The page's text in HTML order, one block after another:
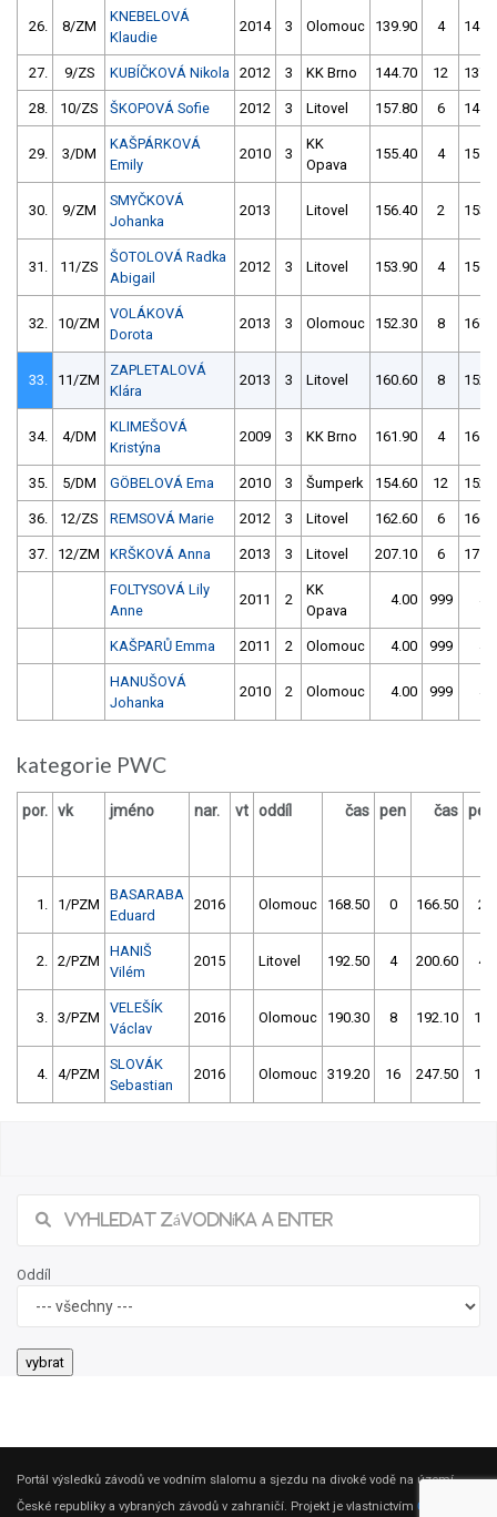
26. 8/ZM
KNEBELOVÁ
Klaudie
2014 3 Olomouc 139.90 4
27. 9/ZS KUBÍČKOVÁ Nikola 2012 3 KK Brno 144.70 12
28. 10/ZS ŠKOPOVÁ Sofie 2012 3 Litovel 157.80 6
29. 3/DM
KAŠPÁRKOVÁ
Emily
2010 3
KK
Opava
155.40 4
30. 9/ZM
SMYČKOVÁ
Johanka
2013 Litovel 156.40 2
31. 11/ZS
ŠOTOLOVÁ Radka
Abigail
2012 3 Litovel 153.90 4
32. 10/ZM
VOLÁKOVÁ
Dorota
2013 3 Olomouc 152.30 8
33. 11/ZM
ZAPLETALOVÁ
Klára
2013 3 Litovel 160.60 8
34. 4/DM
KLIMEŠOVÁ
Kristýna
2009 3 KK Brno 161.90 4
35. 5/DM GÖBELOVÁ Ema 2010 3 Šumperk 154.60 12
36. 12/ZS REMSOVÁ Marie 2012 3 Litovel 162.60 6
37. 12/ZM KRŠKOVÁ Anna 2013 3 Litovel 207.10 6
FOLTYSOVÁ Lily
Anne
2011 2
KK
Opava
4.00 999
KAŠPARŮ Emma 2011 2 Olomouc 4.00 999
HANUŠOVÁ
Johanka
2010 2 Olomouc 4.00 999
kategorie PWC
por. vk jméno nar. vt oddíl čas pen čas pen
1. 1/PZM
BASARABA
Eduard
2016 Olomouc 168.50 0 166.50 2
2. 2/PZM
HANIŠ
Vilém
2015 Litovel 192.50 4 200.60 4
3. 3/PZM
VELEŠÍK
Václav
2016 Olomouc 190.30 8 192.10 10
4. 4/PZM
SLOVÁK
Sebastian
2016 Olomouc 319.20 16 247.50 16
Oddíl
Portál výsledků závodů ve vodním slalomu a sjezdu na divoké vodě na území
České republiky a vybraných závodů v zahraničí. Projekt je vlastnictvím ČSK DV